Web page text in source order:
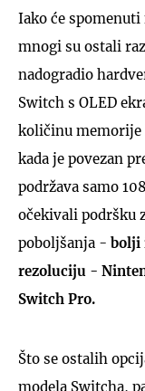
Iako će
mnogi su ostali
nadogradio
Switch s OLED
količinu memorije
kada je povezan
podržava samo
očekivali podršku
poboljšanja - bolji
rezoluciju -
Switch Pro.
Što se ostalih
modela Switcha,